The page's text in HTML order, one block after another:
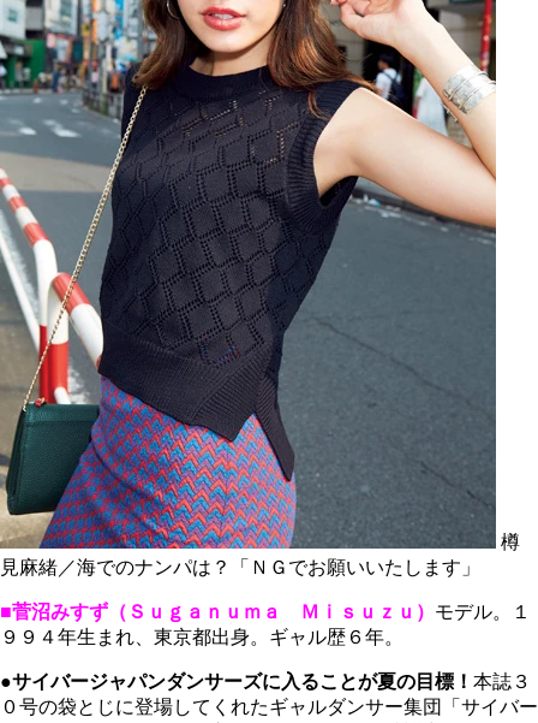
樽
見麻緒／海でのナンパは？「ＮＧでお願いいたします」
■菅沼みすず（Ｓｕｇａｎｕｍａ Ｍｉｓｕｚｕ） モデル。１
９９４年生まれ、東京都出身。ギャル歴６年。
●サイバージャパンダンサーズに入ることが夏の目標！ 本誌３
０号の袋とじに登場してくれたギャルダンサー集団「サイバー